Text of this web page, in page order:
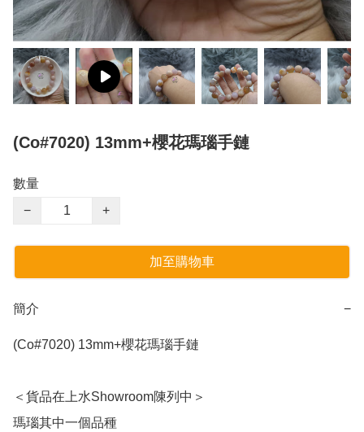
(Co#7020) 13mm+櫻花瑪瑙手鏈
數量
−
+
加至購物車
簡介 −
(Co#7020) 13mm+櫻花瑪瑙手鏈
＜貨品在上水Showroom陳列中＞
瑪瑙其中一個品種